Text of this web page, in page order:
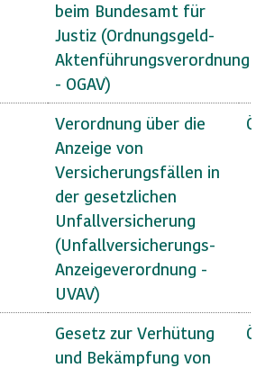
beim Bundesamt für
Justiz (Ordnungsgeld-
Aktenführungsverordnung
- OGAV)
Verordnung über die
Anzeige von
Versicherungsfällen in
der gesetzlichen
Unfallversicherung
(Unfallversicherungs-
Anzeigeverordnung -
UVAV)
Gesetz zur Verhütung
und Bekämpfung von